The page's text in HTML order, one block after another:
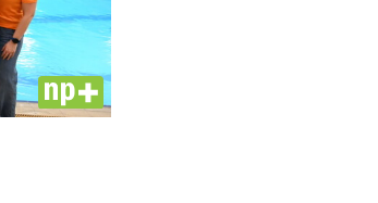
PLUS